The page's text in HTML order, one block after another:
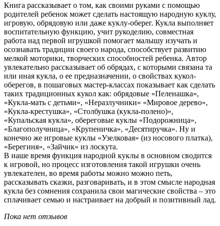
Книга рассказывает о том, как своими руками с помощью
родителей ребенок может сделать настоящую народную куклу,
игровую, обрядовую или даже куклу-оберег. Кукла выполняет
воспитательную функцию, учит рукоделию, совместная
работа над первой игрушкой помогает малышу изучать и
осознавать традиции своего народа, способствует развитию
мелкой моторики, творческих способностей ребенка. Автор
увлекательно рассказывает об обрядах, с которыми связана та
или иная кукла, о ее предназначении, о свойствах кукол-
оберегов, в пошаговых мастер-классах показывает как сделать
таких традиционных кукол как: обрядовые «Пеленашка»,
«Кукла-мать с детьми», «Неразлучники» «Мировое дерево»,
«Кукла-крестушка», «Столбушка (кукла-полено)»,
«Купальская кукла», обереговые куклы «Подорожница»,
«Благополучница», «Крупеничка», «Десятиручка». Ну и
конечно же игровые куклы «Узелковая» (из носового платка),
«Берегиня», «Зайчик» из лоскута.
В наше время функция народной куклы в основном сводится
к игровой, но процесс изготовления такой игрушки очень
увлекателен, во время работы можно можно петь,
рассказывать сказки, разговаривать, и в этом смысле народная
кукла без сомнения сохранила свои магические свойства – это
сплачивает семью и настраивает на добрый и позитивный лад.
Пока нет отзывов